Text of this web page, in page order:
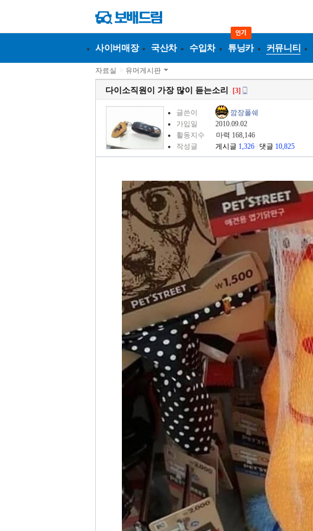
사이버매장 국산차 수입차 튜닝카 커뮤니티
자료실 > 유머게시판
다이소직원이 가장 많이 듣는소리 [3]
글쓴이
깜장폴쉐
가입일
2010.09.02
활동지수
마력 168,146
작성글
게시글 1,326 댓글 10,825